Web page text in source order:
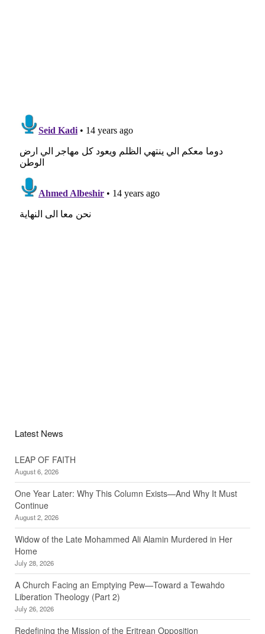
Latest News
LEAP OF FAITH
August 6, 2026
One Year Later: Why This Column Exists—And Why It Must
Continue
August 2, 2026
Widow of the Late Mohammed Ali Alamin Murdered in Her
Home
July 28, 2026
A Church Facing an Emptying Pew—Toward a Tewahdo
Liberation Theology (Part 2)
July 26, 2026
Redefining the Mission of the Eritrean Opposition